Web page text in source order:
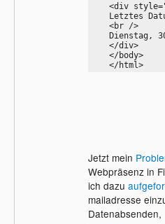
<div
Letztes
    <br />
Dienstag,
    </div>
    </body>
    </html>
Jetzt mein
Webpräsenz in
ich dazu
mailadresse
Datenabsenden,